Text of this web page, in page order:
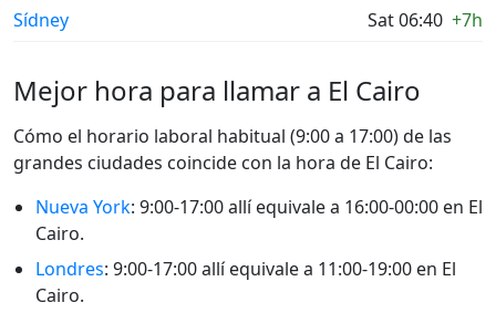
Sídney
Sat 06:40 +7h
Mejor hora para llamar a El Cairo
Cómo el horario laboral habitual (9:00 a 17:00) de las
grandes ciudades coincide con la hora de El Cairo:
Nueva York: 9:00-17:00 allí equivale a 16:00-00:00 en El
Cairo.
Londres: 9:00-17:00 allí equivale a 11:00-19:00 en El
Cairo.